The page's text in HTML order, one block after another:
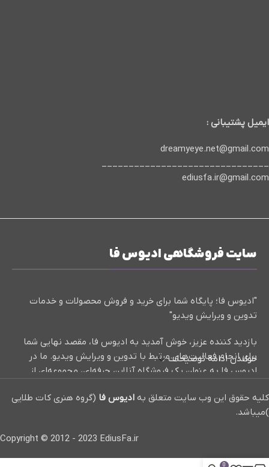
ایمیل پشتیبانی :
dreamyeye.net@gmail.com
_______________________________
ediusfa.ir@gmail.com
سایت فروشگاهی ادیوس فا
"ادیوس فا؛ پایگاه شما برای خرید و فروش محصولات و خدمات
تدوین و ویرایش ویدیو"
بازدید کننده عزیز، خوش آمدید به ادیوس فا، مقصد نهایی شما
برای انجام فعالیت‌های مرتبط با تدوین و ویرایش ویدیو. ما در
ادیوس فا به عنوان یک فروشگاه آنلاین حرفه‌ای، مجموعه‌ای از
کاربردی در زمینه تدوین و ویرایش ویدیو ارائه می‌دهیم.
داده‌ایم تا بتوانید به بهترین شکل محتواهای خود را تولید و
ویرایش کنید. از کلیپ‌های آماده با افکت‌ها و جلوه‌های ویژه تا
خواندن ادامه توضیحات
کلیه حقوق این وب سایت متعلق به ادیوس فا (گروه هنری کات طلایی
)میباشد.
Copyright © 2012 - 2023 EdiusFa.ir
0